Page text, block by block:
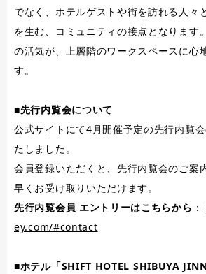
でなく、ホテルゲストや街を訪れる人々
を生む、コミュニティの接点となります
の活気が、上層階のワークスペースに心
す。
■先行内覧会について
公式サイトにて4月開催予定の先行内覧
たしました。
会員登録いただくと、先行内覧会のご案
早くお受け取りいただけます。
先行内覧会員 エントリーはこちらから ：
ey.com/#contact
■ホテル「SHIFT HOTEL SHIBUYA